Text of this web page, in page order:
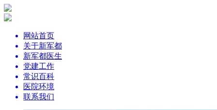
网站首页
关于新军都
新军都医生
党建工作
常识百科
医院环境
联系我们